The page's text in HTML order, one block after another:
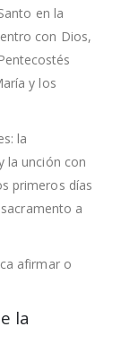
en la
con Dios,
y los
la
la unción con
primeros días
a
afirmar o
la